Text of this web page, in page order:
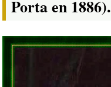
Porta en 1886).